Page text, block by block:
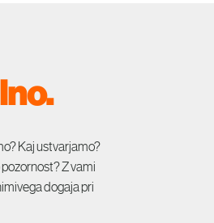
Kaj ustvarjamo?
pozornost? Z vami
dogaja pri